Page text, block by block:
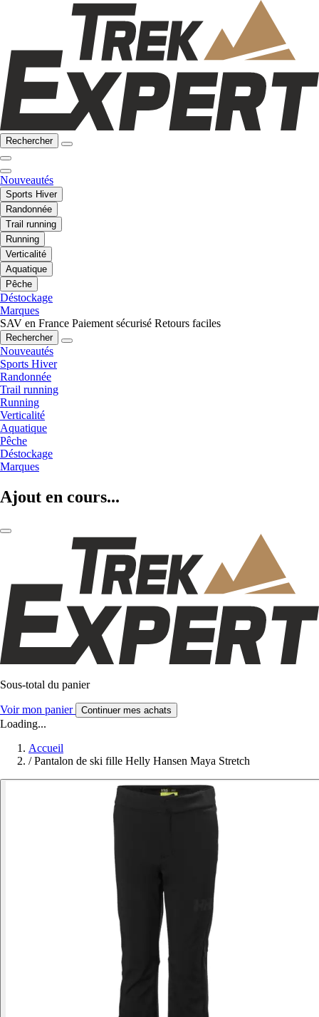
Rechercher
Nouveautés
Sports Hiver
Randonnée
Trail running
Running
Verticalité
Aquatique
Pêche
Déstockage
Marques
SAV en France Paiement sécurisé Retours faciles
Rechercher
Nouveautés
Sports Hiver
Randonnée
Trail running
Running
Verticalité
Aquatique
Pêche
Déstockage
Marques
Ajout en cours...
Sous-total du panier
Voir mon panier Continuer mes achats
Loading...
Accueil
/ Pantalon de ski fille Helly Hansen Maya Stretch